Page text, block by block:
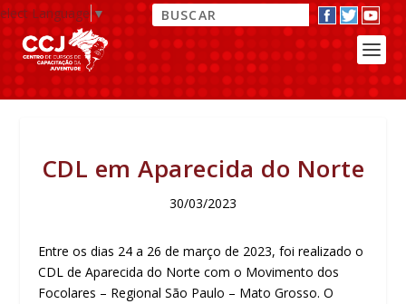
Language▼
CDL em Aparecida do Norte
30/03/2023
Entre os dias 24 a 26 de março de 2023, foi realizado o
CDL de Aparecida do Norte com o Movimento dos
Focolares – Regional São Paulo – Mato Grosso. O